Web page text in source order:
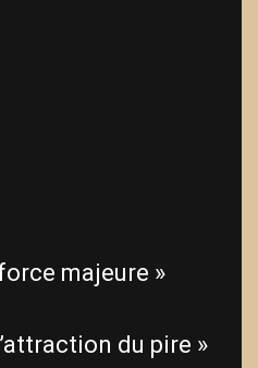
majeure »
du pire »